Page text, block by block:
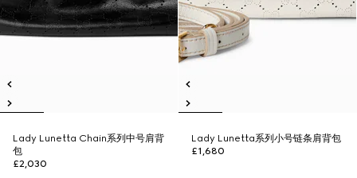
Lady Lunetta Chain系列中号肩背
包
£2,030
Lady Lunetta系列小号链条肩背包
£1,680